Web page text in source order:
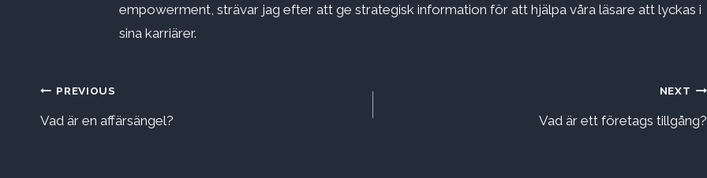
empowerment, strävar jag efter att ge strategisk information för att hjälpa våra läsare att lyckas i
sina karriärer.
Inläggsnavigering
PREVIOUS
Vad är en affärsängel?
NEXT
Vad är ett företags tillgång?